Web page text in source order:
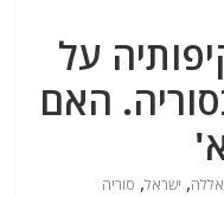
על
האם
, ישראל, סוריה